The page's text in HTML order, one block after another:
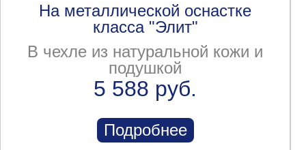
На металлической оснастке
класса "Элит"
В чехле из натуральной кожи и
подушкой
5 588 руб.
Подробнее